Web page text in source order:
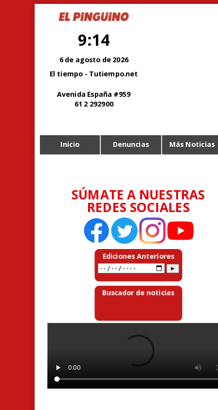
9:14
6 de agosto de 2026
El tiempo - Tutiempo.net
Avenida España #959
61 2 292900
Inicio Denuncias Más Noticias
SÚMATE A NUESTRAS
REDES SOCIALES
Ediciones Anteriores
Buscador de noticias